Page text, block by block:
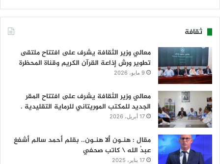
ثقافة
معالي وزير الثقافة يشرف على افتتاح ملتقى
تطوير ورش إذاعة القرآن الكريم وقناة المحظرة
9 مايو، 2026
معالي وزير الثقافة يشرف على افتتاح المقر
الجديد للمكتب الموريتاني للرماية التقليدية .
17 أبريل، 2026
مقال : هنـون ألا هنـون.. بقلم أحمد سالم أشفغ
عبدُ الله \ كاتب صحفي
17 يناير، 2025